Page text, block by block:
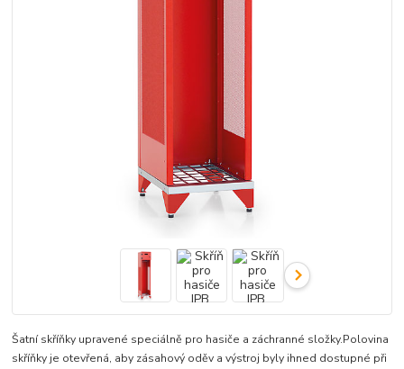
Šatní skříňky upravené speciálně pro hasiče a záchranné složky.Polovina
skříňky je otevřená, aby zásahový oděv a výstroj byly ihned dostupné při